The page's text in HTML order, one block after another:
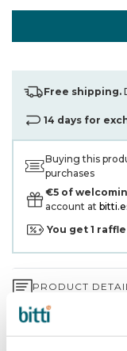
Free shipping.
14 days for
Buying this
purchases
€5 of
account at
You get 1
PRODUCT
3-YEAR